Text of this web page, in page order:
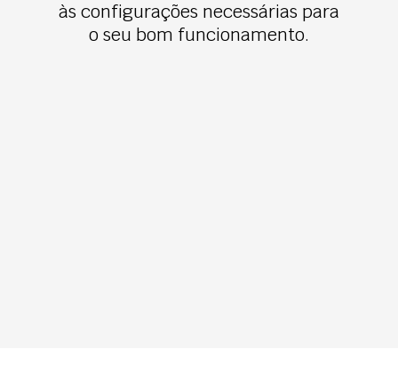
às configurações necessárias para
o seu bom funcionamento.